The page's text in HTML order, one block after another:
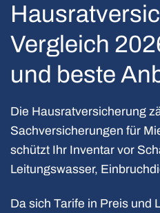
Vergleich
und beste
Die Hausratversicherung
Sachversicherungen für
schützt Ihr Inventar vor
Leitungswasser,
Da sich Tarife in Preis und